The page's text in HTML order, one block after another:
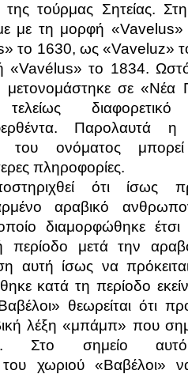
τούρμας Σητείας.
με τη μορφή
το 1630, ως «Vaveluz»
«Vavélus» το 1834.
μετονομάστηκε σε «Νέα
Παρολαυτά η
του ονόματος
πληροφορίες.
ότι ίσως
αραβικό
διαμορφώθηκε έτσι
περίοδο μετά την
αυτή ίσως να
κατά τη περίοδο
θεωρείται ότι
λέξη «μπάμπ» που
Στο σημείο αυτό
χωριού «Βαβέλοι»